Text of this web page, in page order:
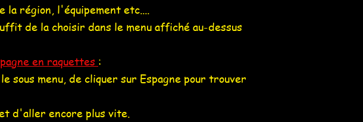
la région, l'équipement etc....
de la choisir dans le menu affiché au-dessus
en raquettes :
menu, de cliquer sur Espagne pour trouver
d'aller encore plus vite.